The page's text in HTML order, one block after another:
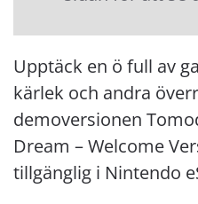
Upptäck en ö full av
kärlek och andra
demoversionen
Dream – Welcome
tillgänglig i Nintendo